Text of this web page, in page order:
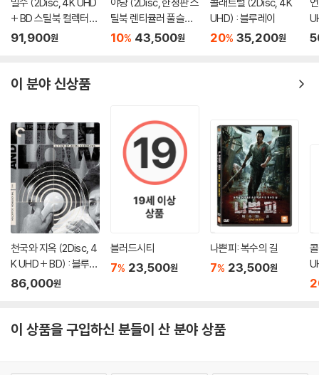
밀수 (2Disc, 4K UHD
+ BD 스틸북 컬렉터스
에디션) : 블루레이
91,900원
야당 (2Disc, 한정판 스
틸북 렌티큘러 풀슬립
B) : 블루레이
10% 43,500원
콜래트럴 (2Disc, 4K
UHD) : 블루레이
20% 35,200원
이 분야 신상품
천국와 지옥 (2Disc, 4
K UHD + BD) : 블루레
이
86,000원
블러드시티
7% 23,500원
나쁜피: 복수의 길
7% 23,500원
이 상품을 구입하신 분들이 산 분야 상품